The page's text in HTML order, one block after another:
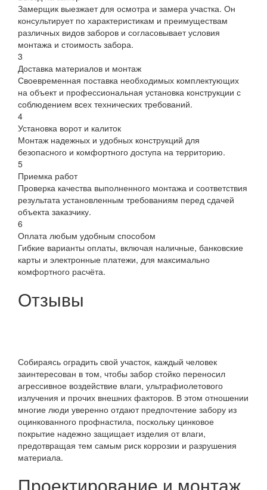
Замерщик выезжает для осмотра и замера участка. Он
консультирует по характеристикам и преимуществам
различных видов заборов и согласовывает условия
монтажа и стоимость забора.
3
Доставка материалов и монтаж
Своевременная поставка необходимых комплектующих
на объект и профессиональная установка конструкции с
соблюдением всех технических требований.
4
Установка ворот и калиток
Монтаж надежных и удобных конструкций для
безопасного и комфортного доступа на территорию.
5
Приемка работ
Проверка качества выполненного монтажа и соответствия
результата установленным требованиям перед сдачей
объекта заказчику.
6
Оплата любым удобным способом
Гибкие варианты оплаты, включая наличные, банковские
карты и электронные платежи, для максимально
комфортного расчёта.
Отзывы
Собираясь оградить свой участок, каждый человек
заинтересован в том, чтобы забор стойко переносил
агрессивное воздействие влаги, ультрафиолетового
излучения и прочих внешних факторов. В этом отношении
многие люди уверенно отдают предпочтение забору из
оцинкованного профнастила, поскольку цинковое
покрытие надежно защищает изделия от влаги,
предотвращая тем самым риск коррозии и разрушения
материала.
Проектирование и монтаж